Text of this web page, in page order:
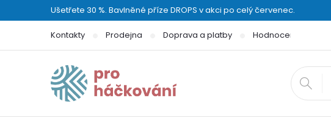
na
Ušetřete 30 %. Bavlněné příze DROPS v akci po celý červenec.
Kontakty Prodejna Doprava a platby Hodnocení obchodu